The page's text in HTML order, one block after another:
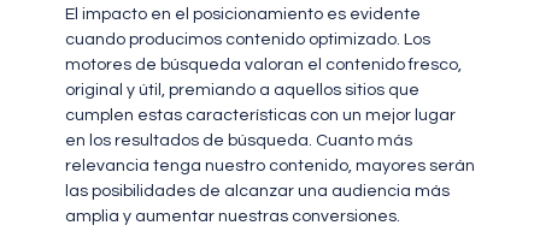
El impacto en el posicionamiento es evidente
cuando producimos contenido optimizado. Los
motores de búsqueda valoran el contenido fresco,
original y útil, premiando a aquellos sitios que
cumplen estas características con un mejor lugar
en los resultados de búsqueda. Cuanto más
relevancia tenga nuestro contenido, mayores serán
las posibilidades de alcanzar una audiencia más
amplia y aumentar nuestras conversiones.